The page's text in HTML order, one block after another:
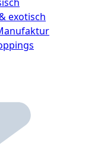
exotisch